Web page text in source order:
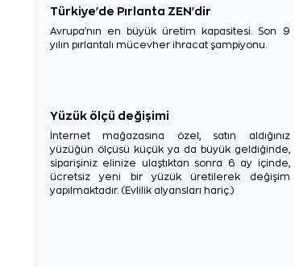
Türkiye'de Pırlanta ZEN'dir
Avrupa'nın en büyük üretim kapasitesi. Son 9
yılın pırlantalı mücevher ihracat şampiyonu.
Yüzük ölçü değişimi
İnternet mağazasına özel, satın aldığınız
yüzüğün ölçüsü küçük ya da büyük geldiğinde,
siparişiniz elinize ulaştıktan sonra 6 ay içinde,
ücretsiz yeni bir yüzük üretilerek değişim
yapılmaktadır. (Evlilik alyansları hariç.)